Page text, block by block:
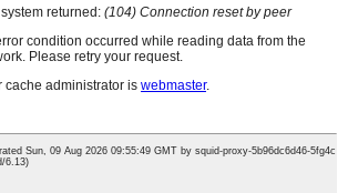
Welsh
Xhosa
Yiddish
Tatar
Oriya